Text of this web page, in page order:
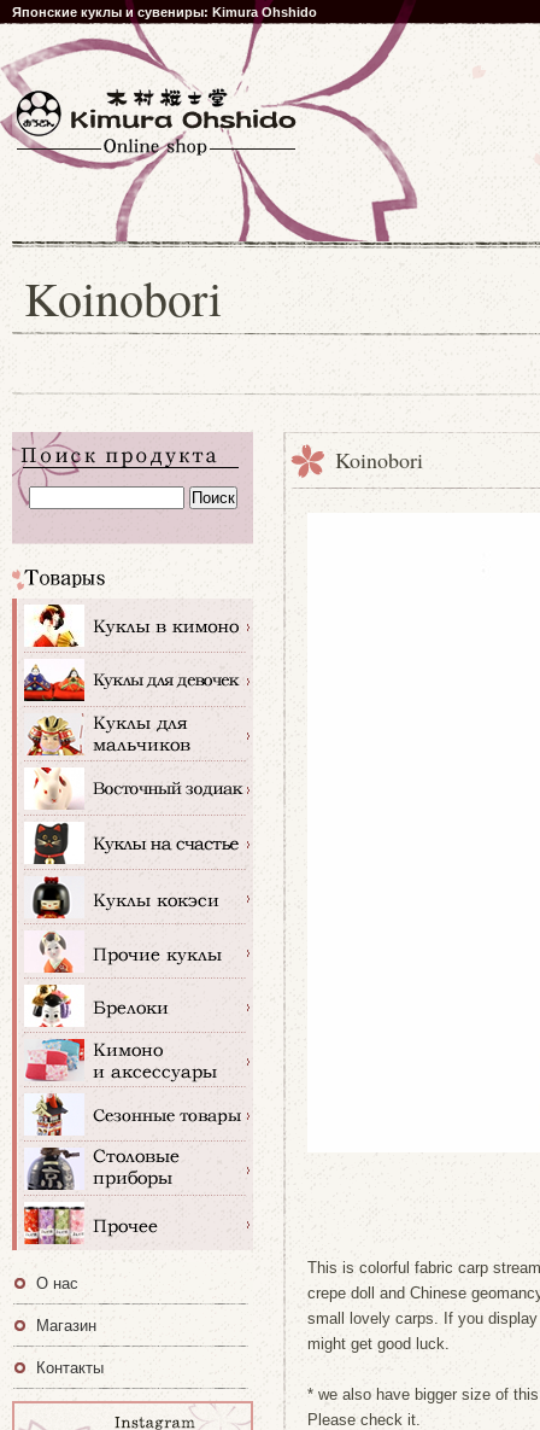
Японские куклы и сувениры: Kimura Ohshido
Koinobori
Koinobori
This is colorful fabric carp
crepe doll and Chinese
small lovely carps. If you
might get good luck.
* we also have bigger size of
Please check it.
О нас
Магазин
Контакты